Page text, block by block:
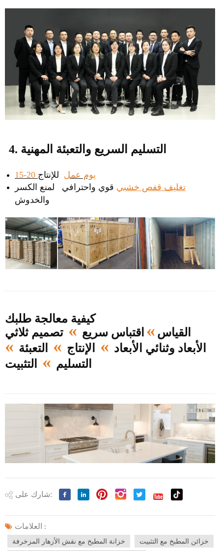
4. التسليم السريع والتعبئة المهنية
15-20 يوم عمل للإنتاج
تغليف قفص خشبي قوي واحترافي لمنع الكسر
والخدوش
كيفية معالجة طلبك
القياس » اقتباس سريع » تصميم ثلاثي
الأبعاد وثنائي الأبعاد » الإنتاج » التعبئة »
التسليم » التثبيت
شارك على:
العلامات :
خزانة المطبخ مع نقش الأزهار المزخرفة
خزائن المطبخ مع التثبيت